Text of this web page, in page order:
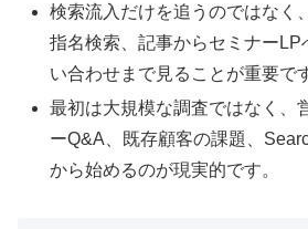
検索流入だけを追うのではなく
指名検索、記事からセミナーLP
い合わせまで見ることが重要で
最初は大規模な調査ではなく、
ーQ&A、既存顧客の課題、
から始めるのが現実的です。